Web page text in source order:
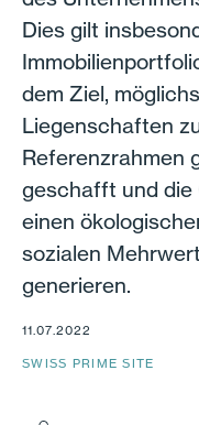
Dies gilt
dem Ziel,
Liegenschaften
Referenzrahmen
geschafft und die
einen
sozialen
generieren.
11.07.2022
SWISS PRIME SITE